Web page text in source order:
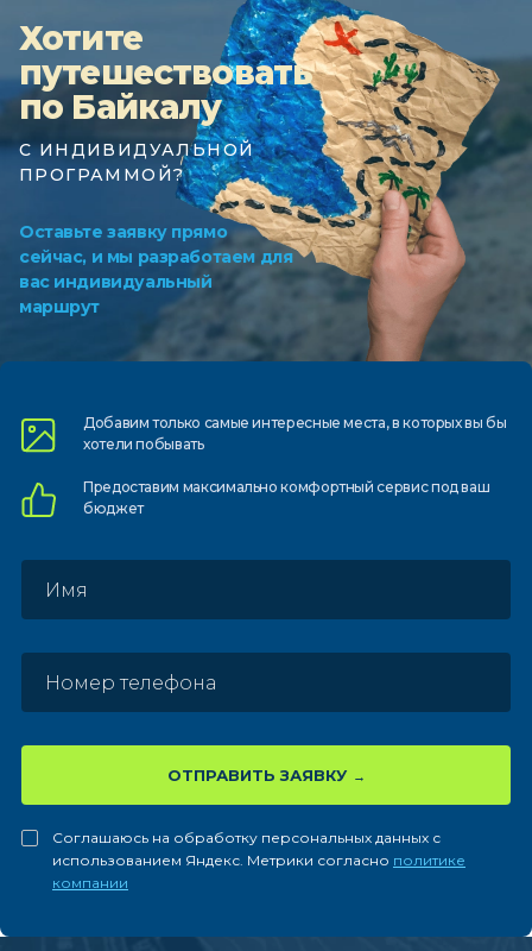
Хотите
путешествовать
по Байкалу
С ИНДИВИДУАЛЬНОЙ
ПРОГРАММОЙ?
Оставьте заявку прямо
сейчас, и мы разработаем для
вас индивидуальный
маршрут
Добавим только самыеинтересные места, в которыхвы бы
хотели побывать
Предоставим максимально комфортныйсервис под ваш
бюджет
ОТПРАВИТЬ ЗАЯВКУ
Соглашаюсь на обработку персональных данных с
использованием Яндекс. Метрики согласно политике
компании